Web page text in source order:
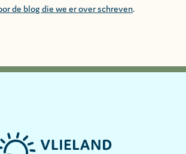
de blog die we er over schreven.